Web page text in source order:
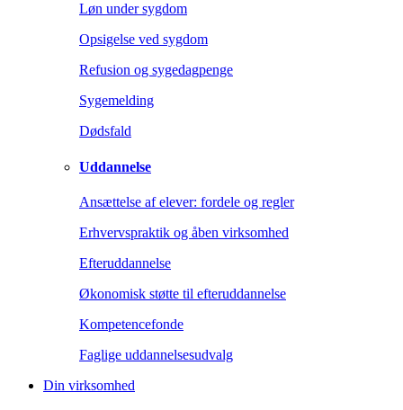
Løn under sygdom
Opsigelse ved sygdom
Refusion og sygedagpenge
Sygemelding
Dødsfald
Uddannelse
Ansættelse af elever: fordele og regler
Erhvervspraktik og åben virksomhed
Efteruddannelse
Økonomisk støtte til efteruddannelse
Kompetencefonde
Faglige uddannelsesudvalg
Din virksomhed